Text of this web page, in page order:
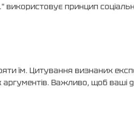
використовує принцип
їм. Цитування визнаних
аргументів. Важливо, щоб